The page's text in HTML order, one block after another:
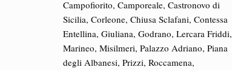
Campofiorito, Camporeale, Castronovo di
Sicilia, Corleone, Chiusa Sclafani, Contessa
Entellina, Giuliana, Godrano, Lercara Friddi,
Marineo, Misilmeri, Palazzo Adriano, Piana
degli Albanesi, Prizzi, Roccamena,